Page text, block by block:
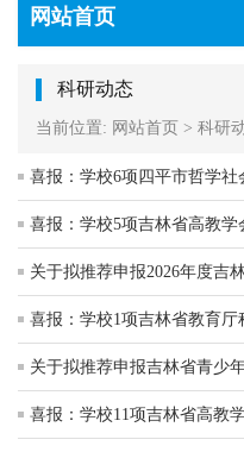
网站首页
科研动态
当前位置: 网站首页 > 科研
喜报：学校5项吉林省高教学
喜报：学校1项吉林省教育厅
喜报：学校11项吉林省高教